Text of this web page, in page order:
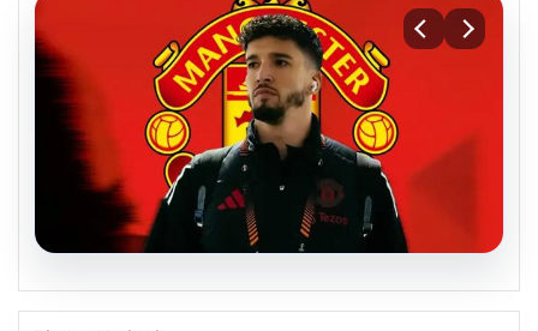
07.08.2026
Manchester United resmen duyurdu!